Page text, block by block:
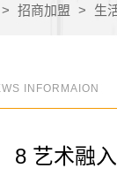
> 招商加盟 > 生
INFORMAION
8 艺术融